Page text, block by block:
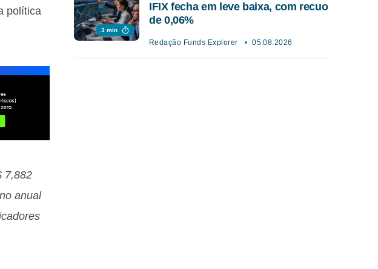
política
7,882
anual
3 min
IFIX fecha em leve baixa, com recuo
de 0,06%
Redação Funds Explorer 05.08.2026